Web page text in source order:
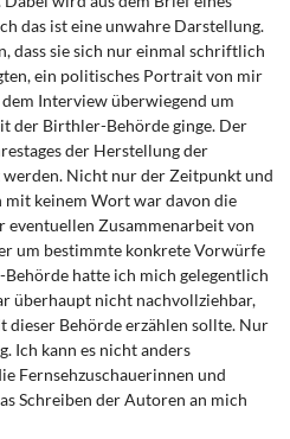
das ist eine unwahre Darstellung.
dass sie sich nur einmal schriftlich
ein politisches Portrait von mir
Interview überwie­gend um
der Birthler-Behörde ginge. Der
der Herstellung der
Nicht nur der Zeitpunkt und
keinem Wort war davon die
eventuellen Zusammenarbeit von
um bestimmte konkrete Vorwürfe
hatte ich mich gelegentlich
überhaupt nicht nachvollziehbar,
dieser Behörde erzählen sollte. Nur
Ich kann es nicht anders
Fernsehzuschauerinnen und
Schreiben der Autoren an mich